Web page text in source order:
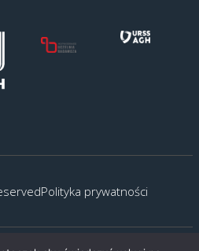
Polityka prywatności